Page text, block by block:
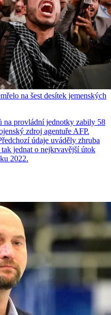
na šest desítek jemenských
na provládní jednotky zabily 58
zdroj agentuře AFP.
údaje uváděly zhruba
jednat o nejkrvavější útok
2022.